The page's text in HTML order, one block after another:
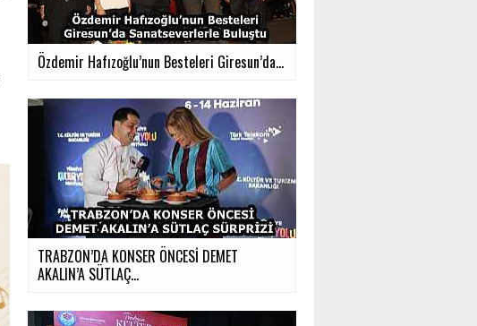
Özdemir Hafızoğlu’nun Besteleri Giresun’da...
TRABZON’DA KONSER ÖNCESİ DEMET
AKALIN’A SÜTLAÇ...